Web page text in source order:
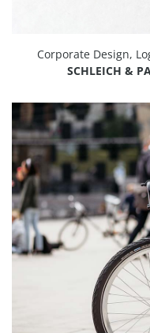
Corporate Design,
SCHLEICH &